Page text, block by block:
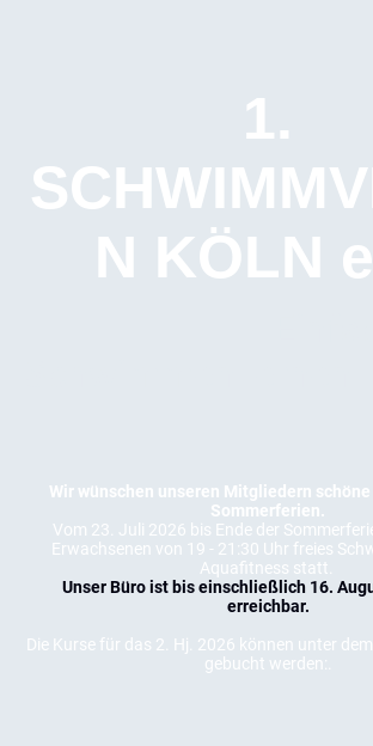
1.
N KÖLN
Wir wünschen unseren Mitgliedern
Sommerferien.
Vom 23. Juli 2026 bis Ende der
Erwachsenen von 19 - 21:30 Uhr freies
Aquafitness statt.
Unser Büro ist bis einschließlich 16.
erreichbar.
Die Kurse für das 2. Hj. 2026 können unter
gebucht werden:.